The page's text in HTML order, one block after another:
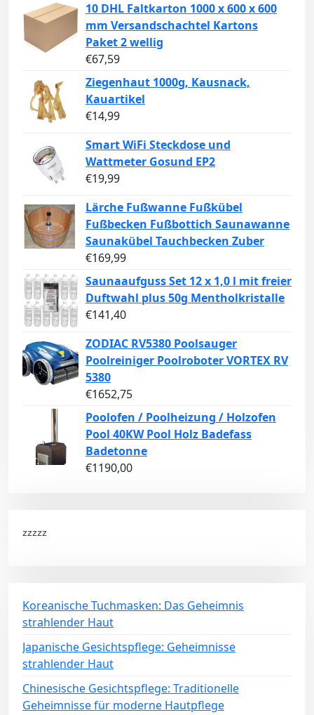
10 DHL Faltkarton 1000 x 600 x 600
mm Versandschachtel Kartons
Paket 2 wellig
€67,59
Ziegenhaut 1000g, Kausnack,
Kauartikel
€14,99
Smart WiFi Steckdose und
Wattmeter Gosund EP2
€19,99
Lärche Fußwanne Fußkübel
Fußbecken Fußbottich Saunawanne
Saunakübel Tauchbecken Zuber
€169,99
Saunaaufguss Set 12 x 1,0 l mit freier
Duftwahl plus 50g Mentholkristalle
€141,40
ZODIAC RV5380 Poolsauger
Poolreiniger Poolroboter VORTEX RV
5380
€1652,75
Poolofen / Poolheizung / Holzofen
Pool 40KW Pool Holz Badefass
Badetonne
€1190,00
zzzzz
Koreanische Tuchmasken: Das Geheimnis
strahlender Haut
Japanische Gesichtspflege: Geheimnisse
strahlender Haut
Chinesische Gesichtspflege: Traditionelle
Geheimnisse für moderne Hautpflege